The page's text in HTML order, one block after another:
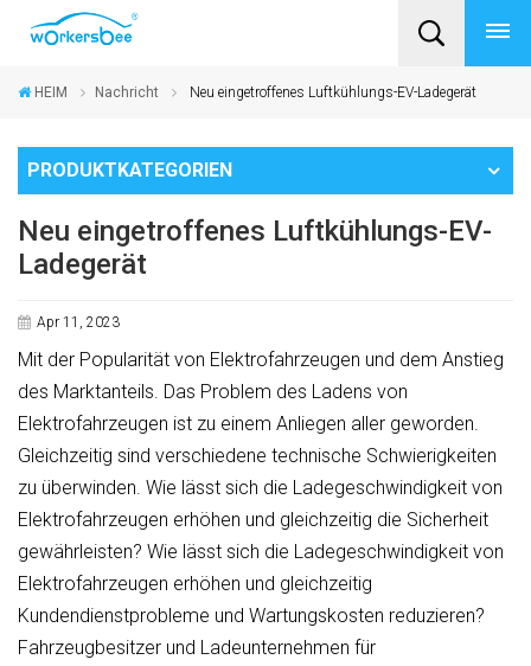
HEIM Nachricht Neu eingetroffenes Luftkühlungs-EV-Ladegerät
PRODUKTKATEGORIEN
Neu eingetroffenes Luftkühlungs-EV-
Ladegerät
Apr 11, 2023
Mit der Popularität von Elektrofahrzeugen und dem Anstieg
des Marktanteils. Das Problem des Ladens von
Elektrofahrzeugen ist zu einem Anliegen aller geworden.
Gleichzeitig sind verschiedene technische Schwierigkeiten
zu überwinden. Wie lässt sich die Ladegeschwindigkeit von
Elektrofahrzeugen erhöhen und gleichzeitig die Sicherheit
gewährleisten? Wie lässt sich die Ladegeschwindigkeit von
Elektrofahrzeugen erhöhen und gleichzeitig
Kundendienstprobleme und Wartungskosten reduzieren?
Fahrzeugbesitzer und Ladeunternehmen für